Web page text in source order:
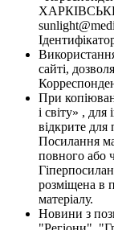
ХАРКІВСЬКЕ
сайті,
При
і світу» ,
відкрите
Посилання
повного або
розміщена в
матеріалу.
Новини з